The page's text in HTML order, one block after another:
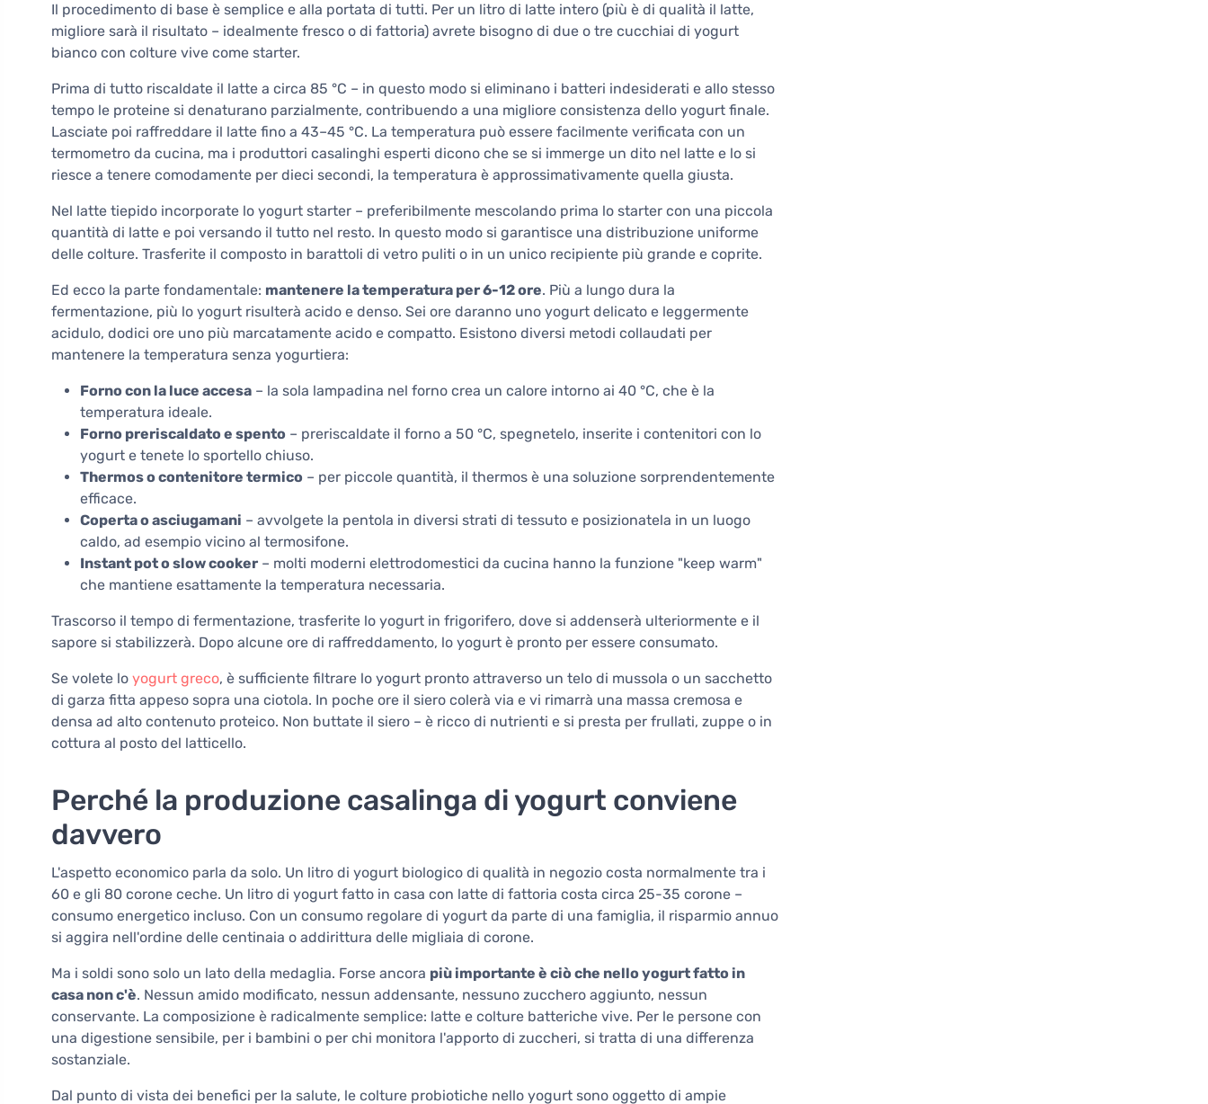
Il procedimento di base è semplice e alla portata di tutti. Per un litro di latte intero (più è di qualità il latte,
migliore sarà il risultato – idealmente fresco o di fattoria) avrete bisogno di due o tre cucchiai di yogurt
bianco con colture vive come starter.
Prima di tutto riscaldate il latte a circa 85 °C – in questo modo si eliminano i batteri indesiderati e allo stesso
tempo le proteine si denaturano parzialmente, contribuendo a una migliore consistenza dello yogurt finale.
Lasciate poi raffreddare il latte fino a 43–45 °C. La temperatura può essere facilmente verificata con un
termometro da cucina, ma i produttori casalinghi esperti dicono che se si immerge un dito nel latte e lo si
riesce a tenere comodamente per dieci secondi, la temperatura è approssimativamente quella giusta.
Nel latte tiepido incorporate lo yogurt starter – preferibilmente mescolando prima lo starter con una piccola
quantità di latte e poi versando il tutto nel resto. In questo modo si garantisce una distribuzione uniforme
delle colture. Trasferite il composto in barattoli di vetro puliti o in un unico recipiente più grande e coprite.
Ed ecco la parte fondamentale: mantenere la temperatura per 6-12 ore. Più a lungo dura la
fermentazione, più lo yogurt risulterà acido e denso. Sei ore daranno uno yogurt delicato e leggermente
acidulo, dodici ore uno più marcatamente acido e compatto. Esistono diversi metodi collaudati per
mantenere la temperatura senza yogurtiera:
Forno con la luce accesa – la sola lampadina nel forno crea un calore intorno ai 40 °C, che è la
temperatura ideale.
Forno preriscaldato e spento – preriscaldate il forno a 50 °C, spegnetelo, inserite i contenitori con lo
yogurt e tenete lo sportello chiuso.
Thermos o contenitore termico – per piccole quantità, il thermos è una soluzione sorprendentemente
efficace.
Coperta o asciugamani – avvolgete la pentola in diversi strati di tessuto e posizionatela in un luogo
caldo, ad esempio vicino al termosifone.
Instant pot o slow cooker – molti moderni elettrodomestici da cucina hanno la funzione "keep warm"
che mantiene esattamente la temperatura necessaria.
Trascorso il tempo di fermentazione, trasferite lo yogurt in frigorifero, dove si addenserà ulteriormente e il
sapore si stabilizzerà. Dopo alcune ore di raffreddamento, lo yogurt è pronto per essere consumato.
Se volete lo yogurt greco, è sufficiente filtrare lo yogurt pronto attraverso un telo di mussola o un sacchetto
di garza fitta appeso sopra una ciotola. In poche ore il siero colerà via e vi rimarrà una massa cremosa e
densa ad alto contenuto proteico. Non buttate il siero – è ricco di nutrienti e si presta per frullati, zuppe o in
cottura al posto del latticello.
Perché la produzione casalinga di yogurt conviene
davvero
L'aspetto economico parla da solo. Un litro di yogurt biologico di qualità in negozio costa normalmente tra i
60 e gli 80 corone ceche. Un litro di yogurt fatto in casa con latte di fattoria costa circa 25-35 corone –
consumo energetico incluso. Con un consumo regolare di yogurt da parte di una famiglia, il risparmio annuo
si aggira nell'ordine delle centinaia o addirittura delle migliaia di corone.
Ma i soldi sono solo un lato della medaglia. Forse ancora più importante è ciò che nello yogurt fatto in
casa non c'è. Nessun amido modificato, nessun addensante, nessuno zucchero aggiunto, nessun
conservante. La composizione è radicalmente semplice: latte e colture batteriche vive. Per le persone con
una digestione sensibile, per i bambini o per chi monitora l'apporto di zuccheri, si tratta di una differenza
sostanziale.
Dal punto di vista dei benefici per la salute, le colture probiotiche nello yogurt sono oggetto di ampie